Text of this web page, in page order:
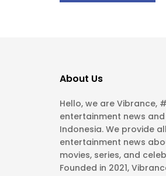
About Us
Hello, we are Vibrance,
entertainment news
Indonesia. We provide
entertainment news
movies, series, and
Founded in 2021,